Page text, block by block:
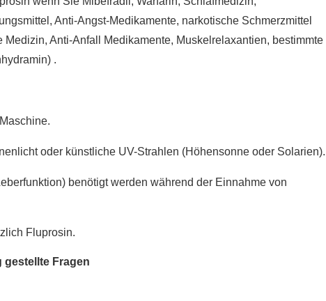
Anti-Angst-Medikamente, narkotische Schmerzmittel
Medizin, Anti-Anfall Medikamente, Muskelrelaxantien, bestimmte
.
oder künstliche UV-Strahlen (Höhensonne oder Solarien).
benötigt werden während der Einnahme von
Fluprosin.
gestellte Fragen